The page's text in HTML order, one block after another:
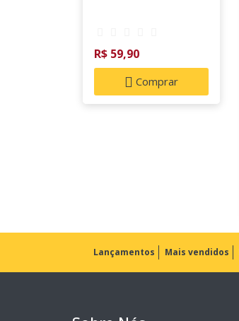
R$ 59,90
Comprar
Lançamentos Mais vendidos